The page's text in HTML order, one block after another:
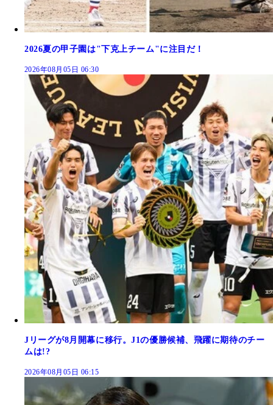
2026夏の甲子園は"下克上チーム"に注目だ！
2026年08月05日 06:30
Jリーグが8月開幕に移行。J1の優勝候補、飛躍に期待のチー
ムは!?
2026年08月05日 06:15